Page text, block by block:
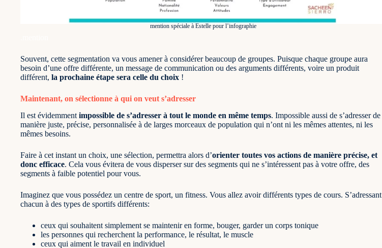
mention spéciale à Estelle pour l’infographie
Souvent, cette segmentation va vous amener à considérer beaucoup de groupes. Puisque chaque groupe aura
besoin d’une offre différente, un message de communication ou des arguments différents, voire un produit
différent, la prochaine étape sera celle du choix !
Maintenant, on sélectionne à qui on veut s’adresser
Il est évidemment impossible de s’adresser à tout le monde en même temps. Impossible aussi de s’adresser de
manière juste, précise, personnalisée à de larges morceaux de population qui n’ont ni les mêmes attentes, ni les
mêmes besoins.
Faire à cet instant un choix, une sélection, permettra alors d’orienter toutes vos actions de manière précise, et
donc efficace. Cela vous évitera de vous disperser sur des segments qui ne s’intéressent pas à votre offre, des
segments à faible potentiel pour vous.
Imaginez que vous possédez un centre de sport, un fitness. Vous allez avoir différents types de cours. S’adressant
chacun à des types de sportifs différents:
ceux qui souhaitent simplement se maintenir en forme, bouger, garder un corps tonique
les personnes qui recherchent la performance, le résultat, le muscle
ceux qui aiment le travail en individuel